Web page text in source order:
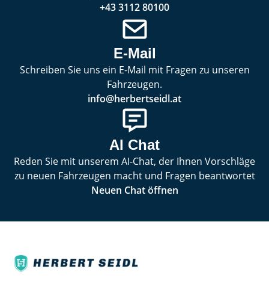
+43 3112 80100
E-Mail
Schreiben Sie uns ein E-Mail mit Fragen zu unseren
Fahrzeugen.
info@herbertseidl.at
AI Chat
Reden Sie mit unserem AI-Chat, der Ihnen Vorschläge
zu neuen Fahrzeugen macht und Fragen beantwortet
Neuen Chat öffnen